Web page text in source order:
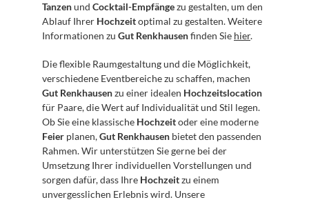
Tanzen und Cocktail-Empfänge zu gestalten, um den
Ablauf Ihrer Hochzeit optimal zu gestalten. Weitere
Informationen zu Gut Renkhausen finden Sie hier.
Die flexible Raumgestaltung und die Möglichkeit,
Gut Renkhausen zu einer idealen Hochzeitslocation
für Paare, die Wert auf Individualität und Stil legen.
Ob Sie eine klassische Hochzeit
Feier planen, Gut Renkhausen bietet den passenden
Rahmen. Wir unterstützen Sie gerne bei der
Umsetzung Ihrer individuellen Vorstellungen und
sorgen dafür, dass Ihre Hochzeit zu einem
unvergesslichen Erlebnis wird. Unsere